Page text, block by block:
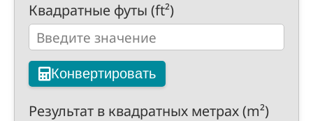
Квадратные футы (ft²)
Конвертировать
Результат в квадратных метрах (m²)